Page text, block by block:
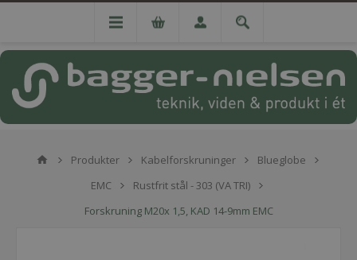
Produkter Kabelforskruninger
Blueglobe
EMC
Rustfrit stål - 303 (VA TRI)
Forskruning M20x 1,5, KAD 14-9mm EMC